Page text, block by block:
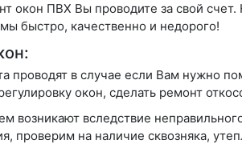
окон ПВХ Вы проводите за свой
быстро, качественно и недорого!
проводят в случае если Вам нужно
окон, сделать ремонт
возникают вследствие
проверим на наличие сквозняка,